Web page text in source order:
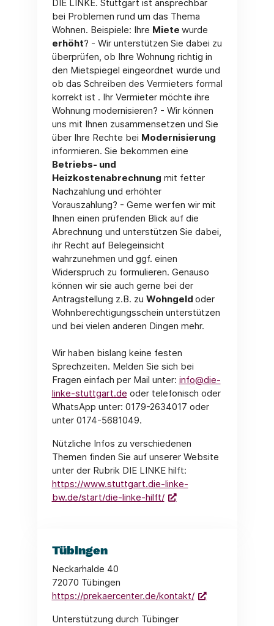
DIE LINKE. Stuttgart ist ansprechbar
bei Problemen rund um das Thema
Wohnen. Beispiele: Ihre Miete wurde
erhöht? - Wir unterstützen Sie dabei zu
überprüfen, ob Ihre Wohnung richtig in
den Mietspiegel eingeordnet wurde und
ob das Schreiben des Vermieters formal
korrekt ist . Ihr Vermieter möchte ihre
Wohnung modernisieren? - Wir können
uns mit Ihnen zusammensetzen und Sie
über Ihre Rechte bei Modernisierung
informieren. Sie bekommen eine
Betriebs- und
Heizkostenabrechnung mit fetter
Nachzahlung und erhöhter
Vorauszahlung? - Gerne werfen wir mit
Ihnen einen prüfenden Blick auf die
Abrechnung und unterstützen Sie dabei,
ihr Recht auf Belegeinsicht
wahrzunehmen und ggf. einen
Widerspruch zu formulieren. Genauso
können wir sie auch gerne bei der
Antragstellung z.B. zu Wohngeld oder
Wohnberechtigungsschein unterstützen
und bei vielen anderen Dingen mehr.
Wir haben bislang keine festen
Sprechzeiten. Melden Sie sich bei
Fragen einfach per Mail unter: info@die-
linke-stuttgart.de oder telefonisch oder
WhatsApp unter: 0179-2634017 oder
unter 0174-5681049.
Nützliche Infos zu verschiedenen
Themen finden Sie auf unserer Website
unter der Rubrik DIE LINKE hilft:
https://www.stuttgart.die-linke-
bw.de/start/die-linke-hilft/
Tübingen
Neckarhalde 40
72070 Tübingen
https://prekaercenter.de/kontakt/
Unterstützung durch Tübinger